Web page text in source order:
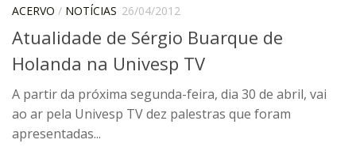
Sobre
Catálogo on-line
Exposições Passadas
Aquisição de Acervo
Educativo
ACERVO / NOTÍCIAS 26/04/2012
Atualidade de Sérgio Buarque de
Holanda na Univesp TV
A partir da próxima segunda-feira, dia 30 de abril, vai
ao ar pela Univesp TV dez palestras que foram
apresentadas...